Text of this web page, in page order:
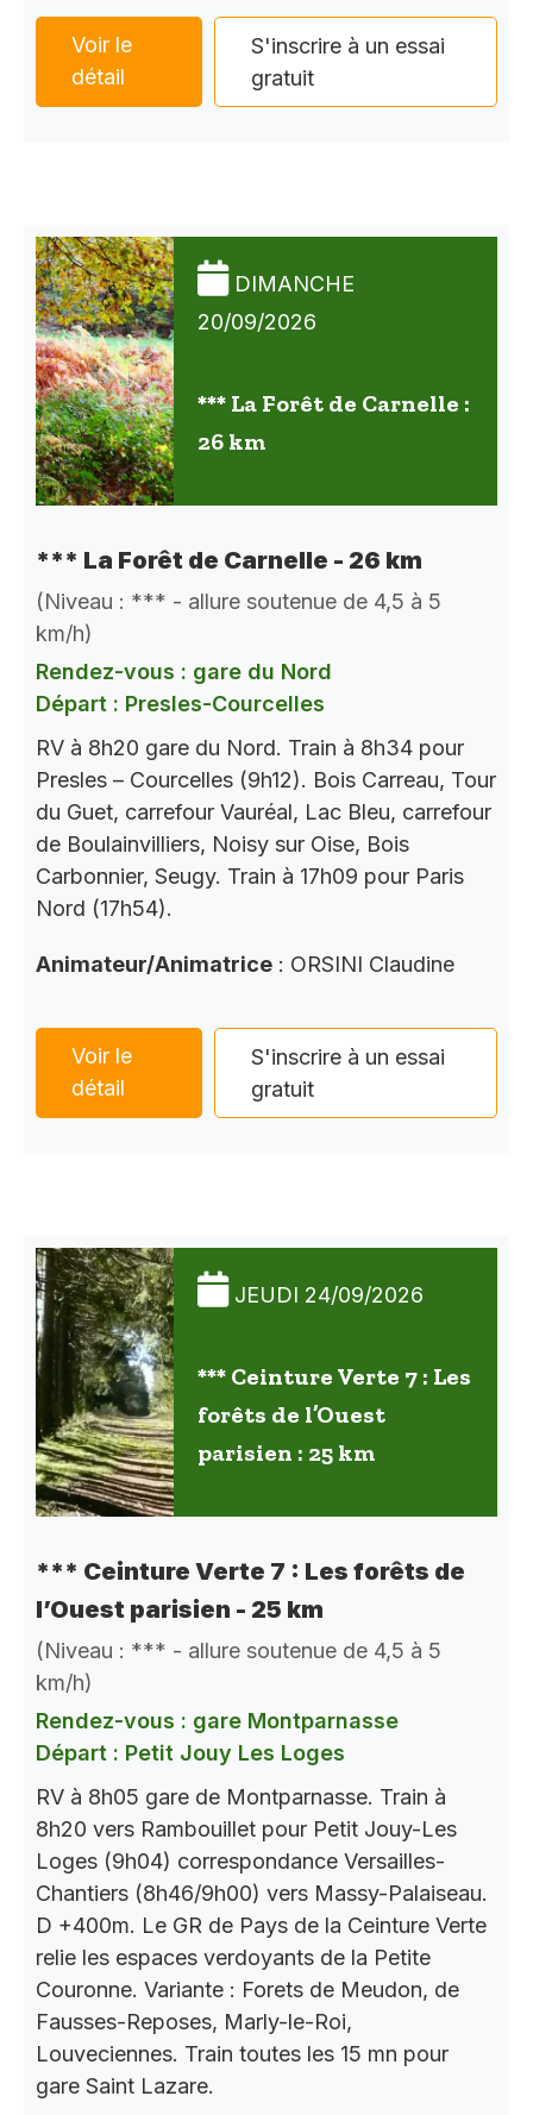
Voir le
détail
S'inscrire à un essai
gratuit
DIMANCHE
20/09/2026
*** La Forêt de Carnelle :
26 km
*** La Forêt de Carnelle - 26 km
(Niveau : *** - allure soutenue de 4,5 à 5
km/h)
Rendez-vous : gare du Nord
Départ : Presles-Courcelles
RV à 8h20 gare du Nord. Train à 8h34 pour
Presles – Courcelles (9h12). Bois Carreau, Tour
du Guet, carrefour Vauréal, Lac Bleu, carrefour
de Boulainvilliers, Noisy sur Oise, Bois
Carbonnier, Seugy. Train à 17h09 pour Paris
Nord (17h54).
Animateur/Animatrice : ORSINI Claudine
Voir le
détail
S'inscrire à un essai
gratuit
JEUDI 24/09/2026
*** Ceinture Verte 7 : Les
forêts de l’Ouest
parisien : 25 km
*** Ceinture Verte 7 : Les forêts de
l’Ouest parisien - 25 km
(Niveau : *** - allure soutenue de 4,5 à 5
km/h)
Rendez-vous : gare Montparnasse
Départ : Petit Jouy Les Loges
RV à 8h05 gare de Montparnasse. Train à
8h20 vers Rambouillet pour Petit Jouy-Les
Loges (9h04) correspondance Versailles-
Chantiers (8h46/9h00) vers Massy-Palaiseau.
D +400m. Le GR de Pays de la Ceinture Verte
relie les espaces verdoyants de la Petite
Couronne. Variante : Forets de Meudon, de
Fausses-Reposes, Marly-le-Roi,
Louveciennes. Train toutes les 15 mn pour
gare Saint Lazare.